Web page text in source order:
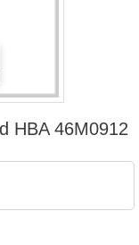
HBA 46M0912